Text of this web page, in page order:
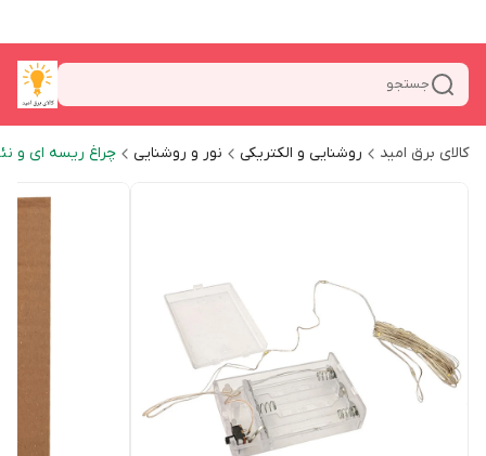
جستجو
کالای برق امید روشنایی و الکتریکی نور و روشنایی چراغ ریسه ای و